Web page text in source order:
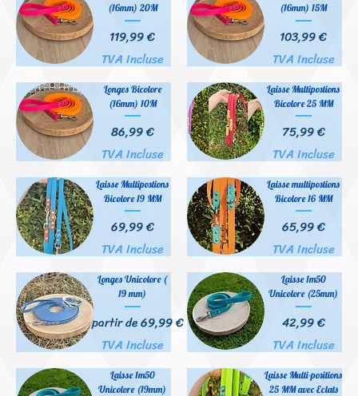
(16mm) 20M
Prix
119,99 €
TVA Incluse
(16mm) 15M
Prix
103,99 €
TVA Incluse
Longes Bicolore
(16mm) 10M
Prix
86,99 €
TVA Incluse
Laisse Multipostions
Bicolore 25 MM
Prix
75,99 €
TVA Incluse
Laisse Multipostions
Bicolore 19 MM
Prix
69,99 €
TVA Incluse
Laisse multipostions
Bicolore 16 MM
Prix
65,99 €
TVA Incluse
Longes Unicolore (
19 mm)
À partir de69,99 €
Prix promotionnel
TVA Incluse
Laisse 1m50
Unicolore (25mm)
Prix
42,99 €
TVA Incluse
Laisse 1m50
Unicolore (19mm)
Laisse Multi-positions
25 MM avec Eclats